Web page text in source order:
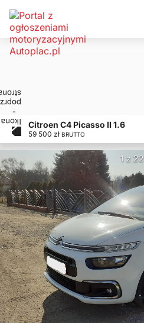
Citroen C4 Picasso II 1.6
59 500 zł BRUTTO
1 z 22